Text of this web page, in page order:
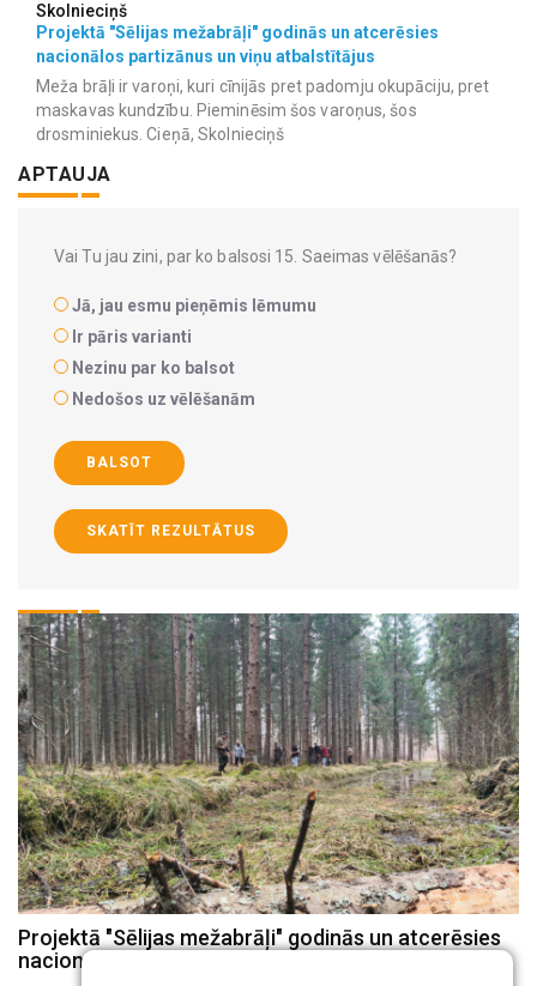
Skolnieciņš
Projektā "Sēlijas mežabrāļi" godinās un atcerēsies
nacionālos partizānus un viņu atbalstītājus
Meža brāļi ir varoņi, kuri cīnijās pret padomju okupāciju, pret
maskavas kundzību. Pieminēsim šos varoņus, šos
drosminiekus. Cieņā, Skolnieciņš
APTAUJA
Vai Tu jau zini, par ko balsosi 15. Saeimas vēlēšanās?
Jā, jau esmu pieņēmis lēmumu
Ir pāris varianti
Nezinu par ko balsot
Nedošos uz vēlēšanām
BALSOT
SKATĪT REZULTĀTUS
Projektā "Sēlijas mežabrāļi" godinās un atcerēsies
nacionālos partizānus un viņu atbalstītājus